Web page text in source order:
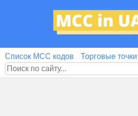
Список MCC кодов Торговые точки